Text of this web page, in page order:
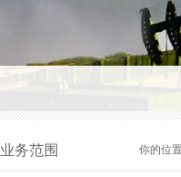
业务范围 你的位